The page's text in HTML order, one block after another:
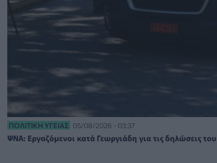
ΠΟΛΙΤΙΚΉ ΥΓΕΊΑΣ 05/08/2026 - 03:37
ΨΝΑ: Εργαζόμενοι κατά Γεωργιάδη για τις δηλώσεις